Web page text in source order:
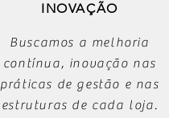
INOVAÇÃO
Buscamos a melhoria
contínua, inovação nas
práticas de gestão e nas
estruturas de cada loja.